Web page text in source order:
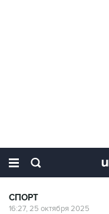
СПОРТ
16:27, 25 октября 2025